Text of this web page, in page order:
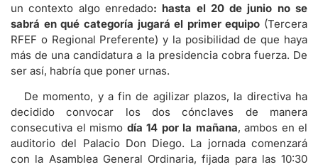
un contexto algo enredado: hasta el 20 de junio no se
sabrá en qué categoría jugará el primer equipo (Tercera
RFEF o Regional Preferente) y la posibilidad de que haya
más de una candidatura a la presidencia cobra fuerza. De
ser así, habría que poner urnas.
De momento, y a fin de agilizar plazos, la directiva ha
decidido convocar los dos cónclaves de manera
consecutiva el mismo día 14 por la mañana, ambos en el
auditorio del Palacio Don Diego. La jornada comenzará
con la Asamblea General Ordinaria, fijada para las 10:30